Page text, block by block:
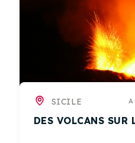
SICILE
DES VOLCANS SUR